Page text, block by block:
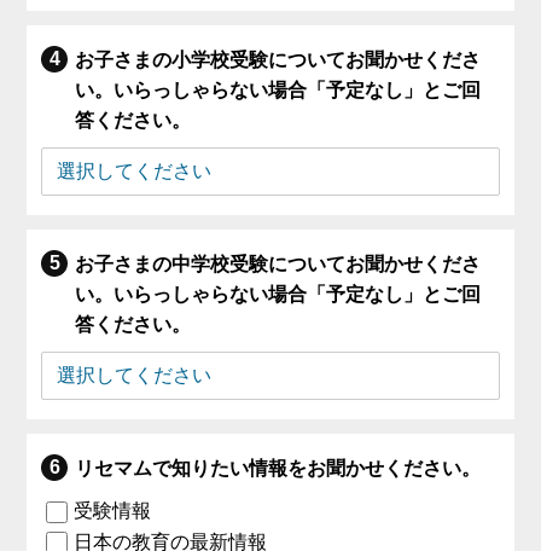
お子さまの小学校受験についてお聞かせくださ
い。いらっしゃらない場合「予定なし」とご回
答ください。
お子さまの中学校受験についてお聞かせくださ
い。いらっしゃらない場合「予定なし」とご回
答ください。
リセマムで知りたい情報をお聞かせください。
受験情報
日本の教育の最新情報